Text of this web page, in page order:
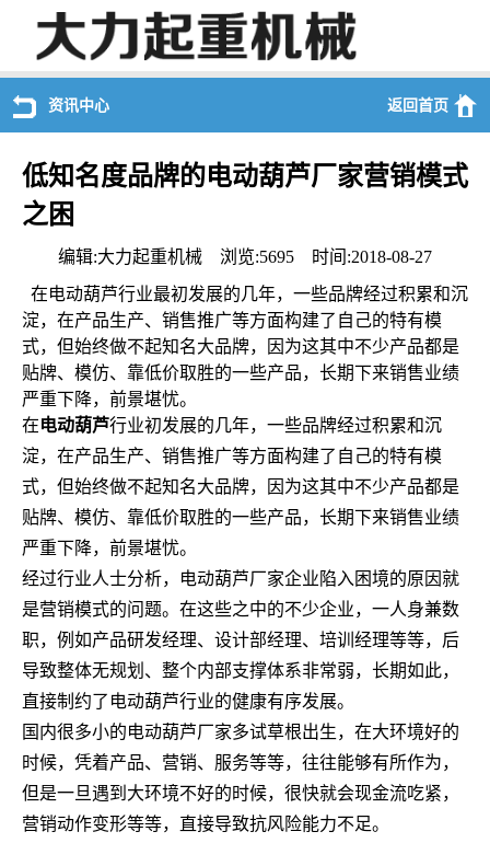
资讯中心 返回首页
低知名度品牌的电动葫芦厂家营销模式
之困
编辑:大力起重机械 浏览:5695 时间:2018-08-27
在电动葫芦行业最初发展的几年，一些品牌经过积累和沉
淀，在产品生产、销售推广等方面构建了自己的特有模
式，但始终做不起知名大品牌，因为这其中不少产品都是
贴牌、模仿、靠低价取胜的一些产品，长期下来销售业绩
严重下降，前景堪忧。
在电动葫芦行业初发展的几年，一些品牌经过积累和沉
淀，在产品生产、销售推广等方面构建了自己的特有模
式，但始终做不起知名大品牌，因为这其中不少产品都是
贴牌、模仿、靠低价取胜的一些产品，长期下来销售业绩
严重下降，前景堪忧。
经过行业人士分析，电动葫芦厂家企业陷入困境的原因就
是营销模式的问题。在这些之中的不少企业，一人身兼数
职，例如产品研发经理、设计部经理、培训经理等等，后
导致整体无规划、整个内部支撑体系非常弱，长期如此，
直接制约了电动葫芦行业的健康有序发展。
国内很多小的电动葫芦厂家多试草根出生，在大环境好的
时候，凭着产品、营销、服务等等，往往能够有所作为，
但是一旦遇到大环境不好的时候，很快就会现金流吃紧，
营销动作变形等等，直接导致抗风险能力不足。